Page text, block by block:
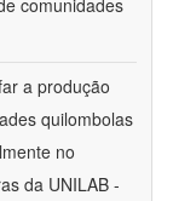
comunidades
a produção
quilombolas
no
da UNILAB -